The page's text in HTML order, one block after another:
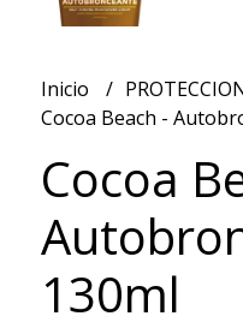
Inicio
Cocoa Beach -
Cocoa
130ml